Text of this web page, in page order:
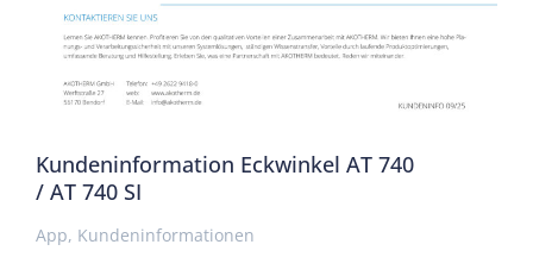
Kundeninformation Eckwinkel AT 740
/ AT 740 SI
App, Kundeninformationen